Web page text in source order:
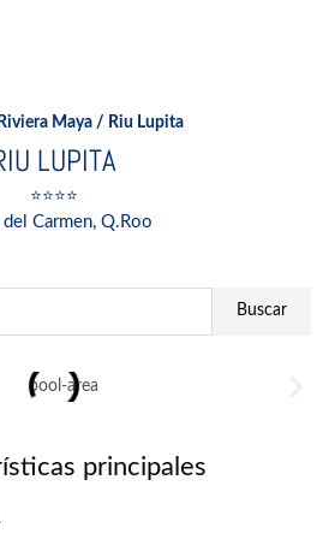
Riviera Maya / Riu Lupita
LUPITA
⭐⭐⭐⭐
del Carmen, Q.Roo
Buscar
principales